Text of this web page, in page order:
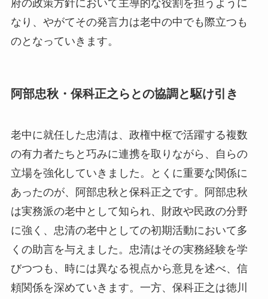
府の政策方針において主導的な役割を担うように
なり、やがてその発言力は老中の中でも際立つも
のとなっていきます。
阿部忠秋・保科正之らとの協調と駆け引き
老中に就任した忠清は、政権中枢で活躍する複数
の有力者たちと巧みに連携を取りながら、自らの
立場を強化していきました。とくに重要な関係に
あったのが、阿部忠秋と保科正之です。阿部忠秋
は実務派の老中として知られ、財政や民政の分野
に強く、忠清の老中としての初期活動において多
くの助言を与えました。忠清はその実務経験を学
びつつも、時には異なる視点から意見を述べ、信
頼関係を深めていきます。一方、保科正之は徳川